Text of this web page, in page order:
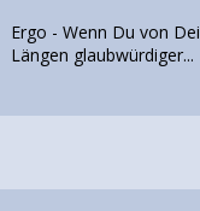
Ergo - Wenn Du von
Längen glaubwürdiger...